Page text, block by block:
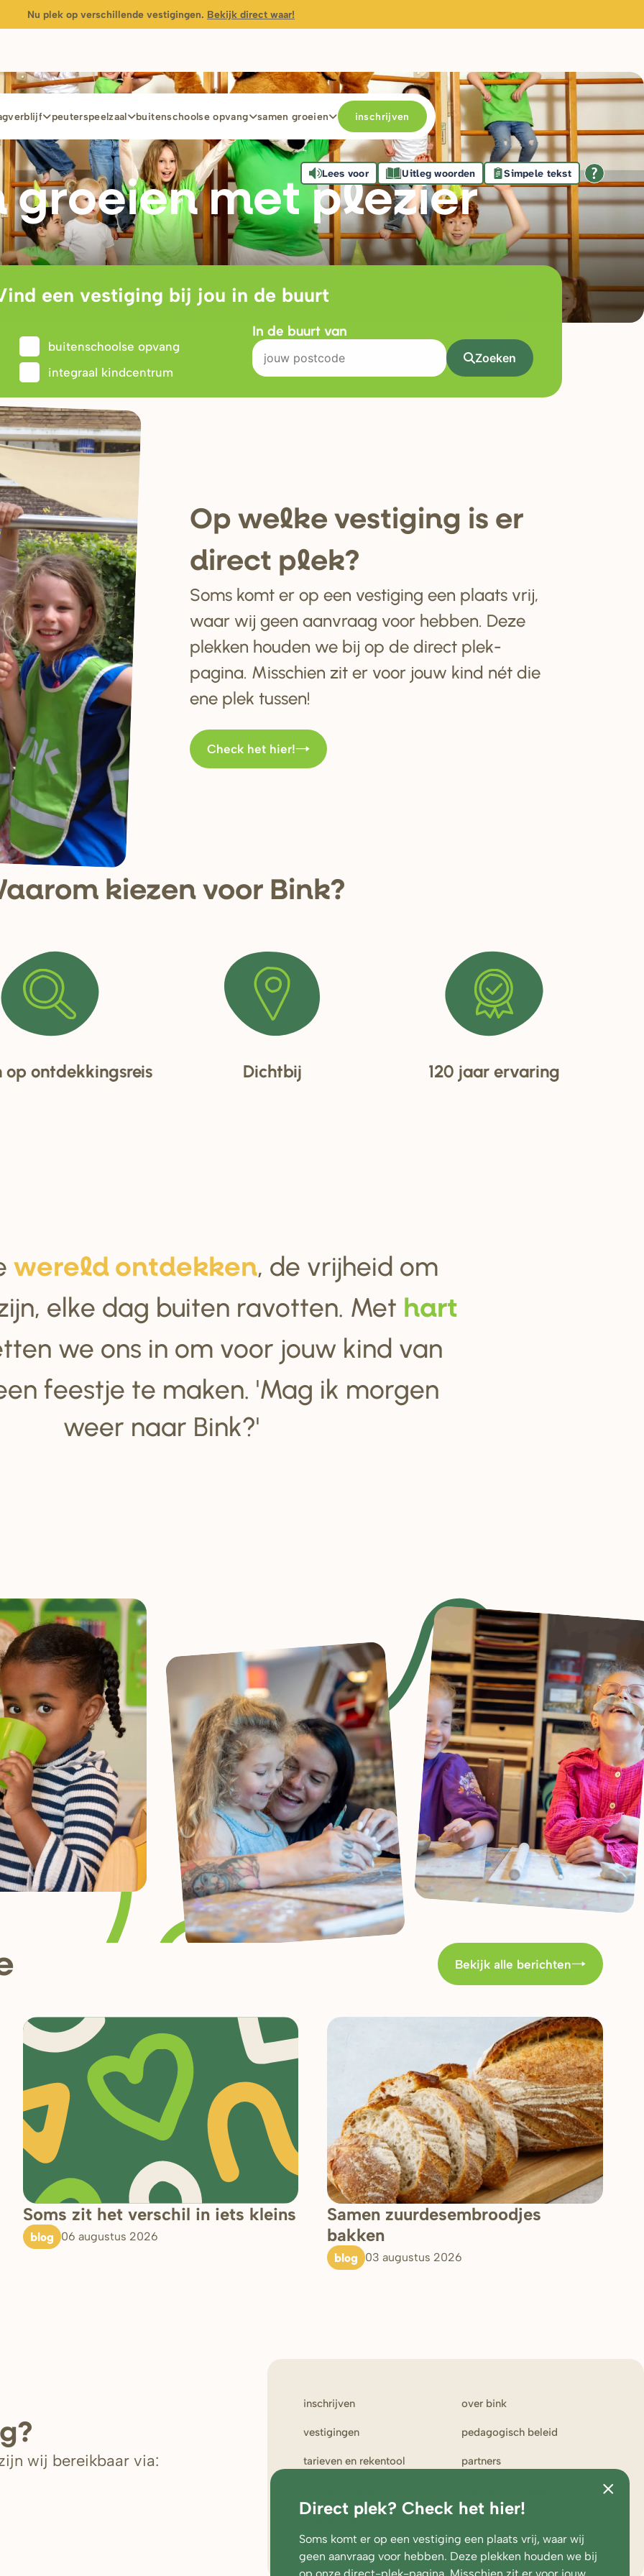
Direct plek? Check het hier!
Soms komt er op een vestiging een plaats vrij, waar wij
geen aanvraag voor hebben. Deze plekken houden we bij
Nu plek op verschillende vestigingen. Bekijk direct waar!
peuterspeelzaal buitenschoolse opvang samen groeien inschrijven
groeien met plezier
Lees voor Uitleg woorden Simpele tekst
een vestiging bij jou in de buurt
buitenschoolse opvang
integraal kindcentrum
In de buurt van
Zoeken
Op welke vestiging is er
direct plek?
Soms komt er op een vestiging een plaats vrij,
waar wij geen aanvraag voor hebben. Deze
plekken houden we bij op de direct plek-
pagina. Misschien zit er voor jouw kind nét die
ene plek tussen!
Check het hier!
rom kiezen voorBink?
op ontdekkingsreis Dichtbij 120 jaar ervaring
wereld ontdekken, de vrijheid om
elke dag buiten ravotten. Met hart
we ons in om voor jouw kind van
feestje te maken. 'Mag ik morgen
weer naar Bink?'
Bekijk alle berichten
Soms zit het verschil in iets kleins
blog 06 augustus 2026
Samen zuurdesembroodjes
bakken
blog 03 augustus 2026
wij bereikbaar via:
inschrijven over bink
vestigingen pedagogisch beleid
tarieven en rekentool partners
ouderportaal
toezicht en
medezeggenschap